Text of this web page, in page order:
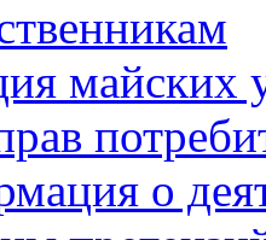
майских
о